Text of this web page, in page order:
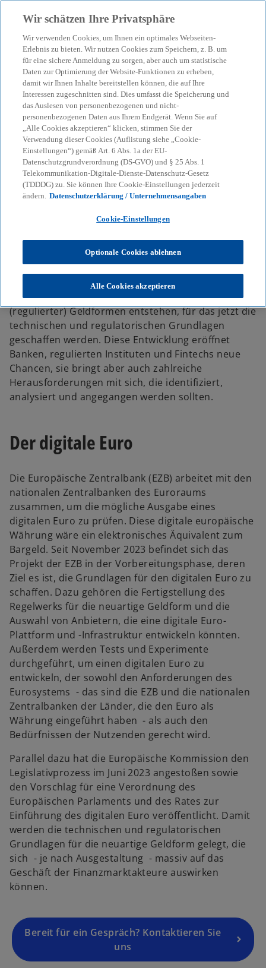
menu search
Digital Money - Die
Zukunft des Geldes
Der digitale Euro, Stablecoins, Geschäftsbanktoken
und Wholesale Settlements auf der Blockchain
schaffen neue Möglichkeiten in der Finanzindustrie.
KPMG Themen
Daten & Technologie
Die Digitalisierung hat die nächste Evolutionsstufe
des Geldes eingeläutet. Neben den bekannten
Geldformen wie beispielsweise Bargeld oder
Giralgeld entsteht nun eine neue Form: digitales
Geld. Es wird ein Ökosystem verschiedener
(regulierter) Geldformen entstehen, für das jetzt die
technischen und regulatorischen Grundlagen
geschaffen werden. Diese Entwicklung eröffnet
Banken, regulierten Instituten und Fintechs neue
Chancen, sie bringt aber auch zahlreiche
Herausforderungen mit sich, die identifiziert,
analysiert und angegangen werden sollten.
Der digitale Euro
Die Europäische Zentralbank (EZB) arbeitet mit den
nationalen Zentralbanken des Euroraums
zusammen, um die mögliche Ausgabe eines
digitalen Euro zu prüfen. Diese digitale europäische
Währung wäre ein elektronisches Äquivalent zum
Bargeld. Seit November 2023 befindet sich das
Projekt der EZB in der Vorbereitungsphase, deren
Ziel es ist, die Grundlagen für den digitalen Euro zu
schaffen. Dazu gehören die Fertigstellung des
Regelwerks für die neuartige Geldform und die
Auswahl von Anbietern, die eine digitale Euro-
Plattform und -Infrastruktur entwickeln könnten.
Außerdem werden Tests und Experimente
durchgeführt, um einen digitalen Euro zu
entwickeln, der sowohl den Anforderungen des
Eurosystems - das sind die EZB und die nationalen
Zentralbanken der Länder, die den Euro als
Währung eingeführt haben - als auch den
Bedürfnissen der Nutzenden gerecht wird.
Parallel dazu hat die Europäische Kommission den
Legislativprozess im Juni 2023 angestoßen sowie
den Vorschlag für eine Verordnung des
Europäischen Parlaments und des Rates zur
Einführung des digitalen Euro veröffentlicht. Damit
werden die technischen und regulatorischen
Grundlagen für die neuartige Geldform gelegt, die
sich - je nach Ausgestaltung - massiv auf das
Geschäft der Finanzmarktakteure auswirken
können.
Bereit für ein Gespräch? Kontaktieren Sie
uns
w
e
r
e
e
t
Wir schätzen Ihre Privatsphäre
Wir verwenden Cookies, um Ihnen ein optimales Webseiten-
Erlebnis zu bieten. Wir nutzen Cookies zum Speichern, z. B. um
für eine sichere Anmeldung zu sorgen, aber auch um statistische
Daten zur Optimierung der Website-Funktionen zu erheben,
damit wir Ihnen Inhalte bereitstellen können, die auf Ihre
Interessen zugeschnitten sind. Dies umfasst die Speicherung und
das Auslesen von personenbezogenen und nicht-
personenbezogenen Daten aus Ihrem Endgerät. Wenn Sie auf
„Alle Cookies akzeptieren“ klicken, stimmen Sie der
Verwendung dieser Cookies (Auflistung siehe „Cookie-
Einstellungen“) gemäß Art. 6 Abs. 1a der EU-
Datenschutzgrundverordnung (DS-GVO) und § 25 Abs. 1
Telekommunikation-Digitale-Dienste-Datenschutz-Gesetz
(TDDDG) zu. Sie können Ihre Cookie-Einstellungen jederzeit
ändern. Datenschutzerklärung / Unternehmensangaben
Cookie-Einstellungen
Optionale Cookies ablehnen
Alle Cookies akzeptieren